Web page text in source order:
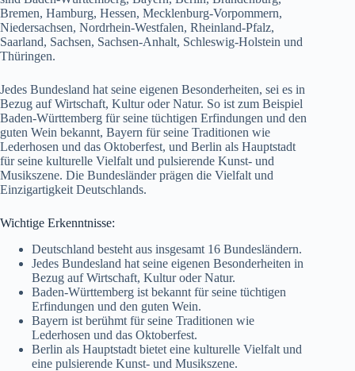
Bremen, Hamburg, Hessen, Mecklenburg-Vorpommern,
Niedersachsen, Nordrhein-Westfalen, Rheinland-Pfalz,
Saarland, Sachsen, Sachsen-Anhalt, Schleswig-Holstein und
Thüringen.
Jedes Bundesland hat seine eigenen Besonderheiten, sei es in
Bezug auf Wirtschaft, Kultur oder Natur. So ist zum Beispiel
Baden-Württemberg für seine tüchtigen Erfindungen und den
guten Wein bekannt, Bayern für seine Traditionen wie
Lederhosen und das Oktoberfest, und Berlin als Hauptstadt
für seine kulturelle Vielfalt und pulsierende Kunst- und
Musikszene. Die Bundesländer prägen die Vielfalt und
Einzigartigkeit Deutschlands.
Wichtige Erkenntnisse:
Deutschland besteht aus insgesamt 16 Bundesländern.
Jedes Bundesland hat seine eigenen Besonderheiten in
Bezug auf Wirtschaft, Kultur oder Natur.
Baden-Württemberg ist bekannt für seine tüchtigen
Erfindungen und den guten Wein.
Bayern ist berühmt für seine Traditionen wie
Lederhosen und das Oktoberfest.
Berlin als Hauptstadt bietet eine kulturelle Vielfalt und
eine pulsierende Kunst- und Musikszene.